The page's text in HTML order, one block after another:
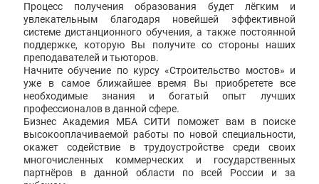
Процесс получения образования будет лёгким и
увлекательным благодаря новейшей эффективной
системе дистанционного обучения, а также постоянной
поддержке, которую Вы получите со стороны наших
преподавателей и тьюторов.
Начните обучение по курсу «Строительство мостов» и
уже в самое ближайшее время Вы приобретете все
необходимые знания и богатый опыт лучших
профессионалов в данной сфере.
Бизнес Академия МБА СИТИ поможет вам в поиске
высокооплачиваемой работы по новой специальности,
окажет содействие в трудоустройстве среди своих
многочисленных коммерческих и государственных
партнёров в данной области по всей России и за